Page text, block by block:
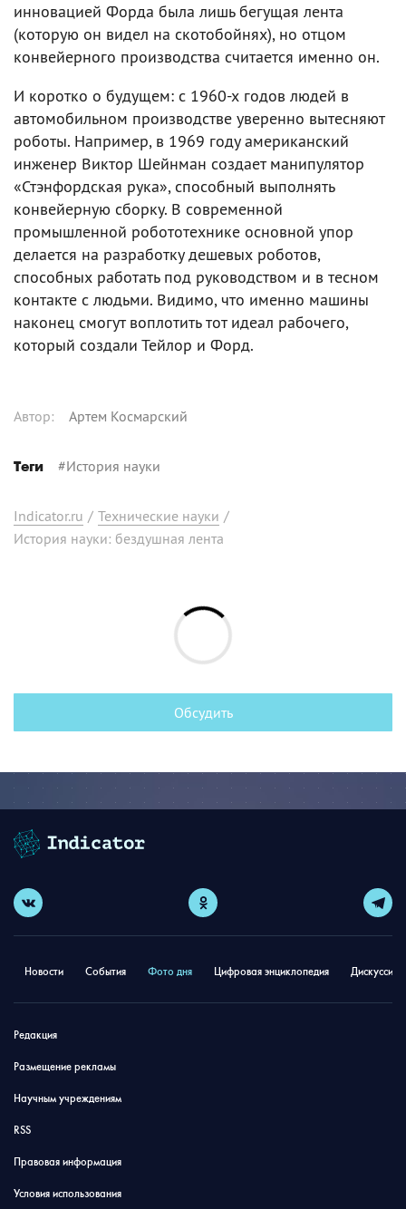
инновацией Форда была лишь бегущая лента
(которую он видел на скотобойнях), но отцом
конвейерного производства считается именно он.
И коротко о будущем: с 1960-х годов людей в
автомобильном производстве уверенно вытесняют
роботы. Например, в 1969 году американский
инженер Виктор Шейнман создает манипулятор
«Стэнфордская рука», способный выполнять
конвейерную сборку. В современной
промышленной робототехнике основной упор
делается на разработку дешевых роботов,
способных работать под руководством и в тесном
контакте с людьми. Видимо, что именно машины
наконец смогут воплотить тот идеал рабочего,
который создали Тейлор и Форд.
Автор: Артем Космарский
Теги #История науки
Indicator.ru / Технические науки /
История науки: бездушная лента
Обсудить
Новости События Фото дня Цифровая энциклопедия
Редакция
Размещение рекламы
Научным учреждениям
RSS
Правовая информация
Условия использования